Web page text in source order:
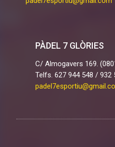
PÀDEL 7 GLÒRIES
C/ Almogavers 169.
Telfs. 627 944 548 / 932